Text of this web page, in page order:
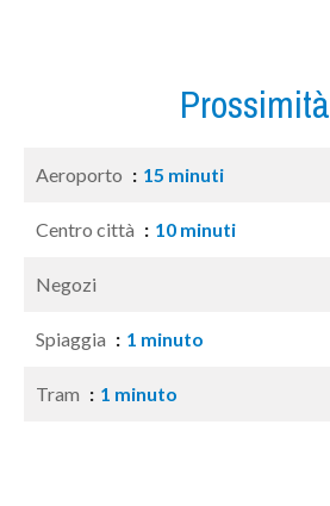
Prossimità
Aeroporto 15 minuti
Centro città 10 minuti
Negozi
Spiaggia 1 minuto
Tram 1 minuto